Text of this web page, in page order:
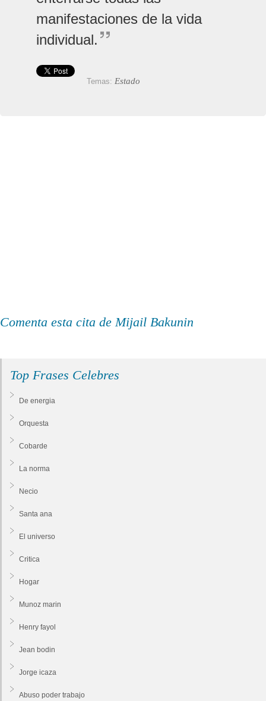
manifestaciones de la vida
individual.
Temas: Estado
Comenta esta cita de Mijail Bakunin
Top Frases Celebres
De energia
Orquesta
Cobarde
La norma
Necio
Santa ana
El universo
Critica
Hogar
Munoz marin
Henry fayol
Jean bodin
Jorge icaza
Abuso poder trabajo